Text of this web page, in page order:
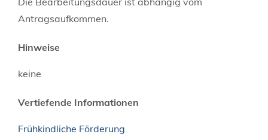
Antragsaufkommen.
Hinweise
keine
Vertiefende Informationen
Frühkindliche Förderung